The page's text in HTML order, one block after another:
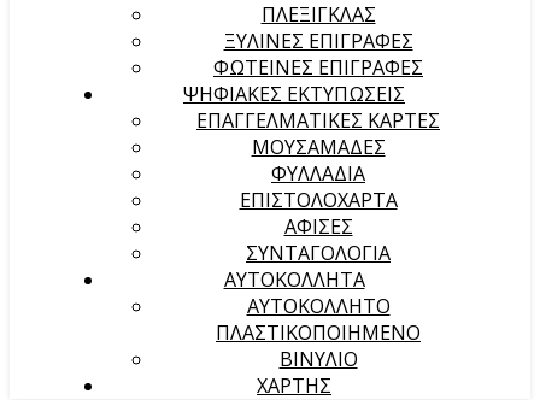
ΠΛΕΞΙΓΚΛΑΣ
ΞΥΛΙΝΕΣ ΕΠΙΓΡΑΦΕΣ
ΦΩΤΕΙΝΕΣ ΕΠΙΓΡΑΦΕΣ
ΨΗΦΙΑΚΕΣ ΕΚΤΥΠΩΣΕΙΣ
ΕΠΑΓΓΕΛΜΑΤΙΚΕΣ ΚΑΡΤΕΣ
ΜΟΥΣΑΜΑΔΕΣ
ΦΥΛΛΑΔΙΑ
ΕΠΙΣΤΟΛΟΧΑΡΤΑ
ΑΦΙΣΕΣ
ΣΥΝΤΑΓΟΛΟΓΙΑ
ΑΥΤΟΚΟΛΛΗΤΑ
ΑΥΤΟΚΟΛΛΗΤΟ
ΠΛΑΣΤΙΚΟΠΟΙΗΜΕΝΟ
ΒΙΝΥΛΙΟ
ΧΑΡΤΗΣ